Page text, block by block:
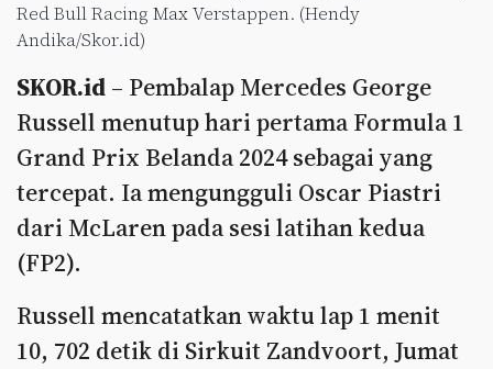
Red Bull Racing Max Verstappen. (Hendy
Andika/Skor.id)
SKOR.id – Pembalap Mercedes George
Russell menutup hari pertama Formula 1
Grand Prix Belanda 2024 sebagai yang
tercepat. Ia mengungguli Oscar Piastri
dari McLaren pada sesi latihan kedua
(FP2).
Russell mencatatkan waktu lap 1 menit
10, 702 detik di Sirkuit Zandvoort, Jumat
Video